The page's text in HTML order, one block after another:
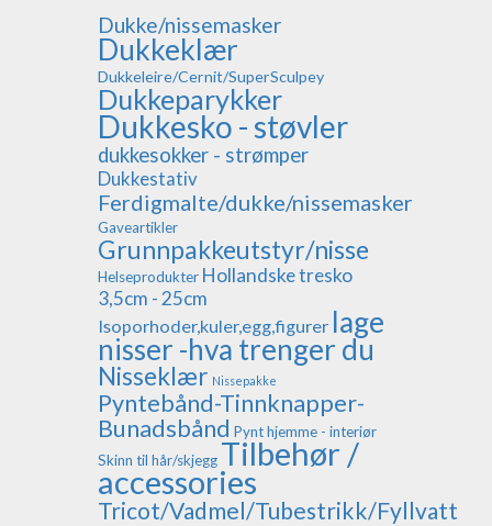
Dukke/nissemasker
Dukkeklær
Dukkeleire/Cernit/SuperSculpey
Dukkeparykker
Dukkesko - støvler
dukkesokker - strømper
Dukkestativ
Ferdigmalte/dukke/nissemasker
Gaveartikler
Grunnpakkeutstyr/nisse
Helseprodukter Hollandske tresko
3,5cm - 25cm
Isoporhoder,kuler,egg,figurer lage
nisser -hva trenger du
Nisseklær Nissepakke
Pyntebånd-Tinnknapper-
Bunadsbånd Pynt hjemme - interiør
Skinn til hår/skjegg Tilbehør /
accessories
Tricot/Vadmel/Tubestrikk/Fyllvatt